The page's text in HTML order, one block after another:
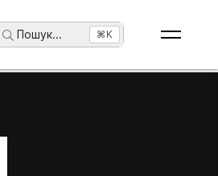
Пошук... ⌘K